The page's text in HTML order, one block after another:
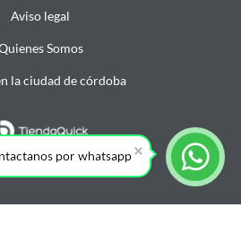
Aviso legal
Somos
la ciudad de córdoba
por whatsapp